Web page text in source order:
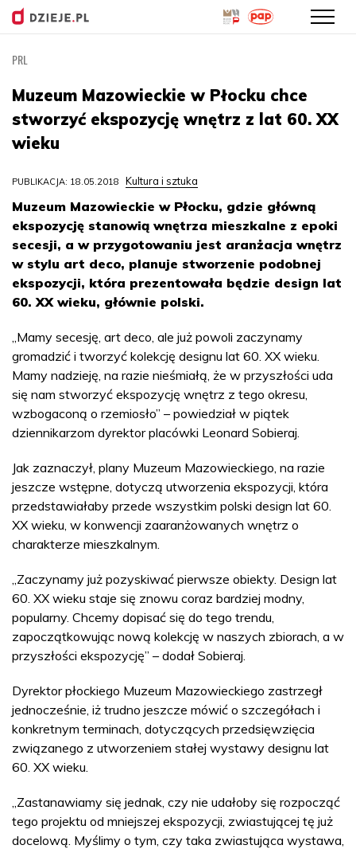
treści
PRL
Muzeum Mazowieckie w Płocku chce
stworzyć ekspozycję wnętrz z lat 60. XX
wieku
PUBLIKACJA: 18.05.2018 Kultura i sztuka
Muzeum Mazowieckie w Płocku, gdzie główną
ekspozycję stanowią wnętrza mieszkalne z epoki
secesji, a w przygotowaniu jest aranżacja wnętrz
w stylu art deco, planuje stworzenie podobnej
ekspozycji, która prezentowała będzie design lat
60. XX wieku, głównie polski.
„Mamy secesję, art deco, ale już powoli zaczynamy
gromadzić i tworzyć kolekcję designu lat 60. XX wieku.
Mamy nadzieję, na razie nieśmiałą, że w przyszłości uda
się nam stworzyć ekspozycję wnętrz z tego okresu,
wzbogaconą o rzemiosło” – powiedział w piątek
dziennikarzom dyrektor placówki Leonard Sobieraj.
Jak zaznaczył, plany Muzeum Mazowieckiego, na razie
jeszcze wstępne, dotyczą utworzenia ekspozycji, która
przedstawiałaby przede wszystkim polski design lat 60.
XX wieku, w konwencji zaaranżowanych wnętrz o
charakterze mieszkalnym.
„Zaczynamy już pozyskiwać pierwsze obiekty. Design lat
60. XX wieku staje się znowu coraz bardziej modny,
popularny. Chcemy dopisać się do tego trendu,
zapoczątkowując nową kolekcję w naszych zbiorach, a w
przyszłości ekspozycję” – dodał Sobieraj.
Dyrektor płockiego Muzeum Mazowieckiego zastrzegł
jednocześnie, iż trudno jeszcze mówić o szczegółach i
konkretnym terminach, dotyczących przedsięwzięcia
związanego z utworzeniem stałej wystawy designu lat
60. XX wieku.
„Zastanawiamy się jednak, czy nie udałoby się rozpocząć
tego projektu od mniejszej ekspozycji, zwiastującej tę już
docelową. Myślimy o tym, czy taka zwiastująca wystawa,